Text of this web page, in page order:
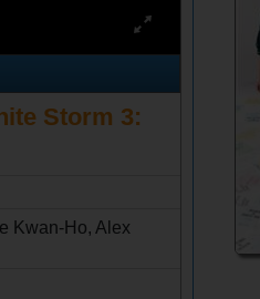
Storm 3:
Kwan-Ho, Alex